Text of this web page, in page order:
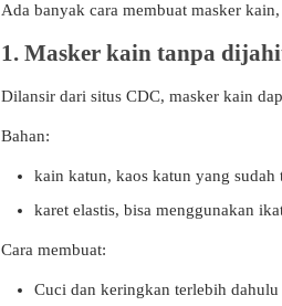
Ada banyak cara membuat masker
1. Masker kain tanpa
Dilansir dari situs CDC, masker kain
Bahan:
kain katun, kaos katun yang
karet elastis, bisa menggunakan
Cara membuat:
Cuci dan keringkan terlebih